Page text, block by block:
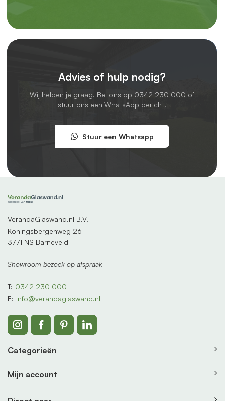
Advies of hulp nodig?
Wij helpen je graag. Bel ons op 0342 230 000 of
stuur ons een WhatsApp bericht.
Stuur een Whatsapp
VerandaGlaswand.nl B.V.
Koningsbergenweg 26
3771 NS Barneveld
Showroom bezoek op afspraak
T: 0342 230 000
E: info@verandaglaswand.nl
Categorieën
Mijn account